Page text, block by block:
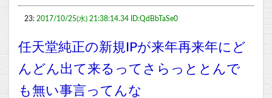
23: 2017/10/25(水) 21:38:14.34 ID:QdBbTaSe0
任天堂純正の新規IPが来年再来年にど
んどん出て来るってさらっととんで
も無い事言ってんな